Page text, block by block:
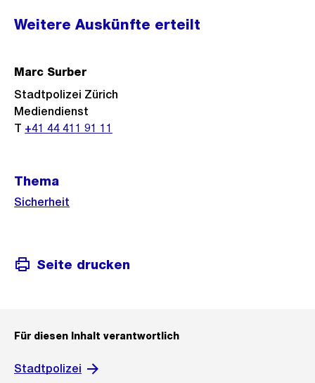
Weitere
Informationen
Weitere Auskünfte erteilt
Marc Surber
Stadtpolizei Zürich
Mediendienst
T +41 44 411 91 11
Thema
Sicherheit
Seite drucken
Für diesen Inhalt verantwortlich
Stadtpolizei